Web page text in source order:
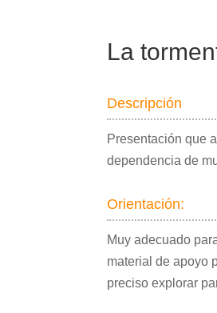
La
Descripción
Presentación que
dependencia de
Orientación:
Muy adecuado
material de apoyo
preciso explorar